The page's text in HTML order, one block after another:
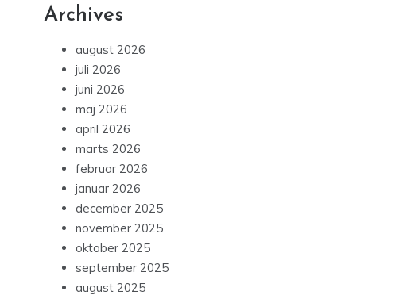
Archives
august 2026
juli 2026
juni 2026
maj 2026
april 2026
marts 2026
februar 2026
januar 2026
december 2025
november 2025
oktober 2025
september 2025
august 2025